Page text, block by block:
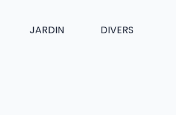
JARDIN DIVERS